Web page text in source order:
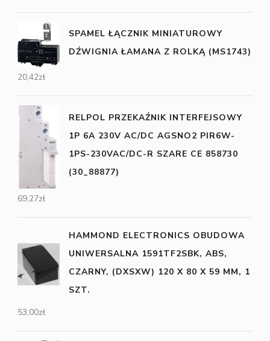
SPAMEL ŁĄCZNIK MINIATUROWY
DŹWIGNIA ŁAMANA Z ROLKĄ (MS1743)
20,42zł
RELPOL PRZEKAŹNIK INTERFEJSOWY
1P 6A 230V AC/DC AGSNO2 PIR6W-
1PS-230VAC/DC-R SZARE CE 858730
(30_88877)
69,27zł
HAMMOND ELECTRONICS OBUDOWA
UNIWERSALNA 1591TF2SBK, ABS,
CZARNY, (DXSXW) 120 X 80 X 59 MM, 1
SZT.
53,00zł